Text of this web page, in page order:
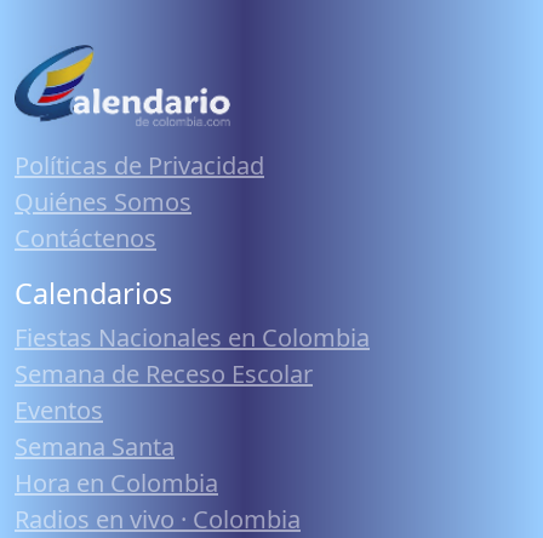
Políticas de Privacidad
Quiénes Somos
Contáctenos
Calendarios
Fiestas Nacionales en Colombia
Semana de Receso Escolar
Eventos
Semana Santa
Hora en Colombia
Radios en vivo · Colombia